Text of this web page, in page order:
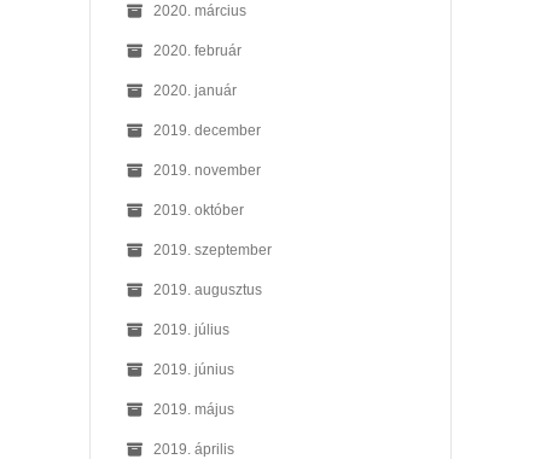
2020. március
2020. február
2020. január
2019. december
2019. november
2019. október
2019. szeptember
2019. augusztus
2019. július
2019. június
2019. május
2019. április